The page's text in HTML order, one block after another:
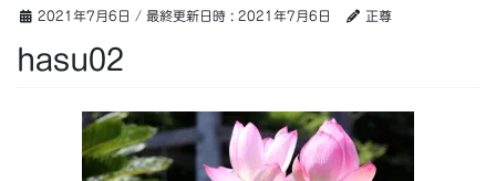
2021年7月6日 / 最終更新日時 : 2021年7月6日 正尊
hasu02